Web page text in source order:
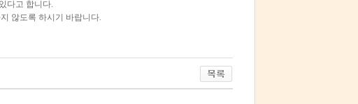
다고 합니다.
않도록 하시기 바랍니다.